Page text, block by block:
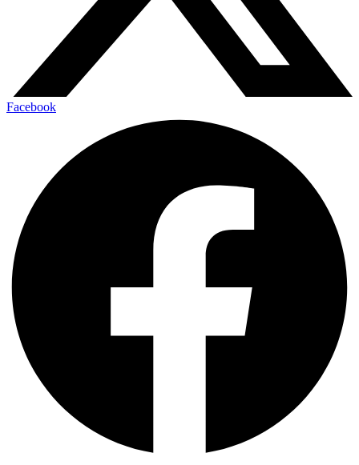
Facebook